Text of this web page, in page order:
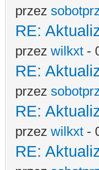
przez
RE:
przez wilkxt -
RE:
przez
RE:
przez wilkxt -
RE: